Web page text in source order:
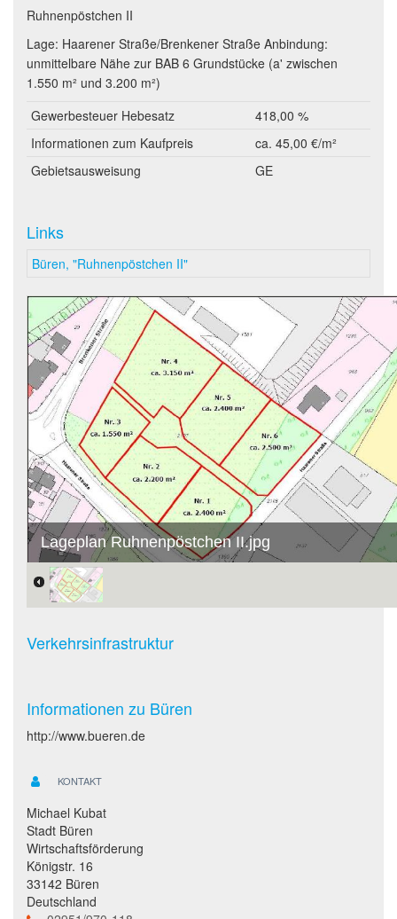
Ruhnenpöstchen II
Lage: Haarener Straße/Brenkener Straße Anbindung:
unmittelbare Nähe zur BAB 6 Grundstücke (a' zwischen
1.550 m² und 3.200 m²)
Gewerbesteuer Hebesatz
418,00 %
Informationen zum Kaufpreis
ca. 45,00 €/m²
Gebietsausweisung
GE
Links
Büren, "Ruhnenpöstchen II"
Lageplan Ruhnenpöstchen II.jpg
Verkehrsinfrastruktur
Informationen zu Büren
http://www.bueren.de
KONTAKT
Michael Kubat
Stadt Büren
Wirtschaftsförderung
Königstr. 16
33142 Büren
Deutschland